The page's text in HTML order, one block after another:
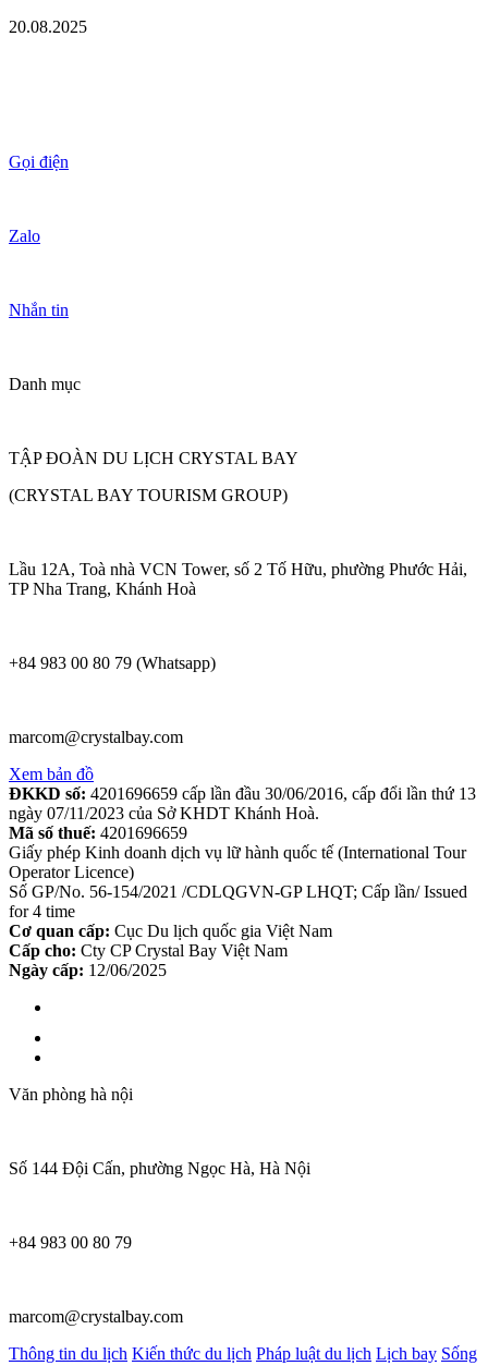
20.08.2025
Gọi điện
Zalo
Nhắn tin
Danh mục
TẬP ĐOÀN DU LỊCH CRYSTAL BAY
(CRYSTAL BAY TOURISM GROUP)
Lầu 12A, Toà nhà VCN Tower, số 2 Tố Hữu, phường Phước Hải,
TP Nha Trang, Khánh Hoà
+84 983 00 80 79 (Whatsapp)
marcom@crystalbay.com
Xem bản đồ
ĐKKD số: 4201696659 cấp lần đầu 30/06/2016, cấp đổi lần thứ 13
ngày 07/11/2023 của Sở KHDT Khánh Hoà.
Mã số thuế: 4201696659
Giấy phép Kinh doanh dịch vụ lữ hành quốc tế (International Tour
Operator Licence)
Số GP/No. 56-154/2021 /CDLQGVN-GP LHQT; Cấp lần/ Issued
for 4 time
Cơ quan cấp: Cục Du lịch quốc gia Việt Nam
Cấp cho: Cty CP Crystal Bay Việt Nam
Ngày cấp: 12/06/2025
Văn phòng hà nội
Số 144 Đội Cấn, phường Ngọc Hà, Hà Nội
+84 983 00 80 79
marcom@crystalbay.com
Thông tin du lịch Kiến thức du lịch Pháp luật du lịch Lịch bay Sống